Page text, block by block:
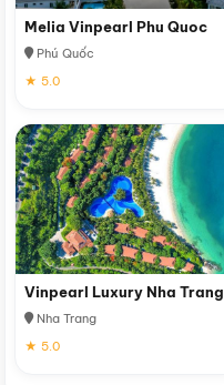
Melia Vinpearl Phu Quoc
Phú Quốc
★ 5.0
Vinpearl Luxury Nha Trang
Nha Trang
★ 5.0